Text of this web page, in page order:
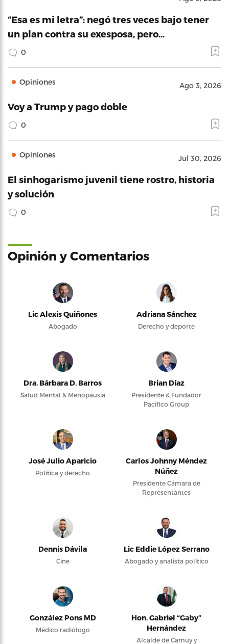
“Esa es mi letra”: negó tres veces bajo tener
un plan contra su exesposa, pero…
0
Opiniones Ago 3, 2026
Voy a Trump y pago doble
0
Opiniones Jul 30, 2026
El sinhogarismo juvenil tiene rostro, historia
y solución
0
Opinión y Comentarios
Lic Alexis Quiñones
Abogado
Adriana Sánchez
Derecho y deporte
Dra. Bárbara D. Barros
Salud Mental & Menopausia
Brian Díaz
Presidente & Fundador
Pacifico Group
José Julio Aparicio
Política y derecho
Carlos Johnny Méndez
Núñez
Presidente Cámara de
Representantes
Dennis Dávila
Cine
Lic Eddie López Serrano
Abogado y analista político
González Pons MD
Médico radiólogo
Hon. Gabriel “Gaby”
Hernández
Alcalde de Camuy y